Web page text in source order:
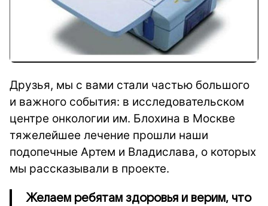
Друзья, мы с вами стали частью большого
и важного события: в исследовательском
центре онкологии им. Блохина в Москве
тяжелейшее лечение прошли наши
подопечные Артем и Владислава, о которых
мы рассказывали в проекте.
Желаем ребятам здоровья и верим, что